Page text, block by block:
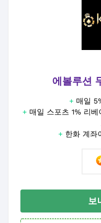
에볼루션
+ 매일
+ 매일 스포츠 1% 리
+ 한화 계좌
보